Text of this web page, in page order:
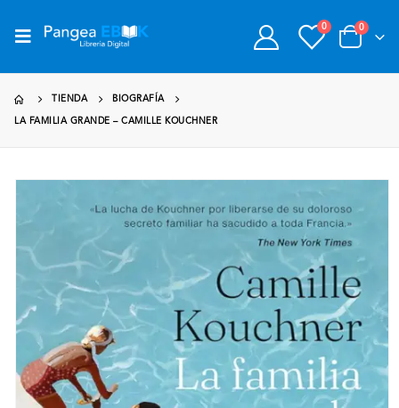
0 0
TIENDA BIOGRAFÍA
LA FAMILIA GRANDE – CAMILLE KOUCHNER